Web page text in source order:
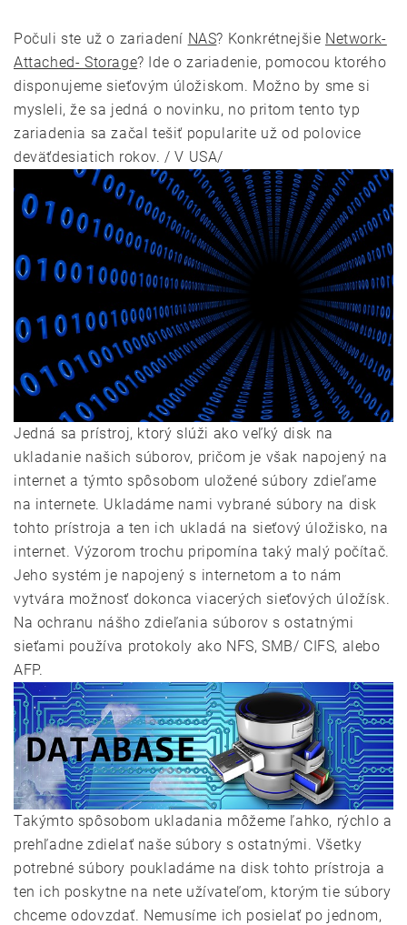
Počuli ste už o zariadení NAS? Konkrétnejšie Network-
Attached- Storage? Ide o zariadenie, pomocou ktorého
disponujeme sieťovým úložiskom. Možno by sme si
mysleli, že sa jedná o novinku, no pritom tento typ
zariadenia sa začal tešiť popularite už od polovice
deväťdesiatich rokov. / V USA/
Jedná sa prístroj, ktorý slúži ako veľký disk na
ukladanie našich súborov, pričom je však napojený na
internet a týmto spôsobom uložené súbory zdieľame
na internete. Ukladáme nami vybrané súbory na disk
tohto prístroja a ten ich ukladá na sieťový úložisko, na
internet. Výzorom trochu pripomína taký malý počítač.
Jeho systém je napojený s internetom a to nám
vytvára možnosť dokonca viacerých sieťových úložísk.
Na ochranu nášho zdieľania súborov s ostatnými
sieťami používa protokoly ako NFS, SMB/ CIFS, alebo
AFP.
Takýmto spôsobom ukladania môžeme ľahko, rýchlo a
prehľadne zdielať naše súbory s ostatnými. Všetky
potrebné súbory poukladáme na disk tohto prístroja a
ten ich poskytne na nete užívateľom, ktorým tie súbory
chceme odovzdať. Nemusíme ich posielať po jednom,